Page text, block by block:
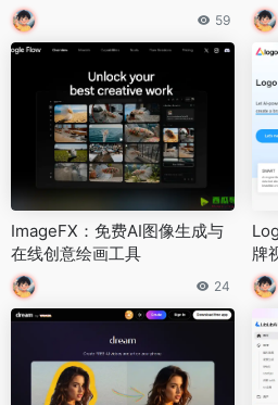
59
ImageFX：免费AI图像生成与
在线创意绘画工具
24
牌